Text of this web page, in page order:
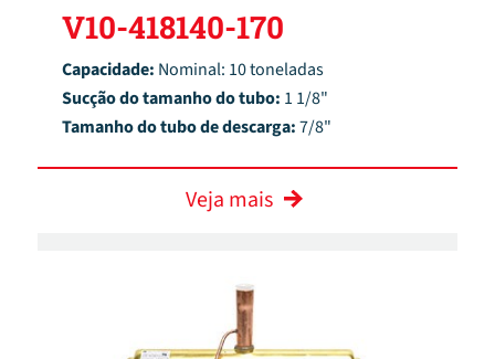
V10-418140-170
Capacidade: Nominal: 10 toneladas
Sucção do tamanho do tubo: 1 1/8"
Tamanho do tubo de descarga:7/8"
Veja mais